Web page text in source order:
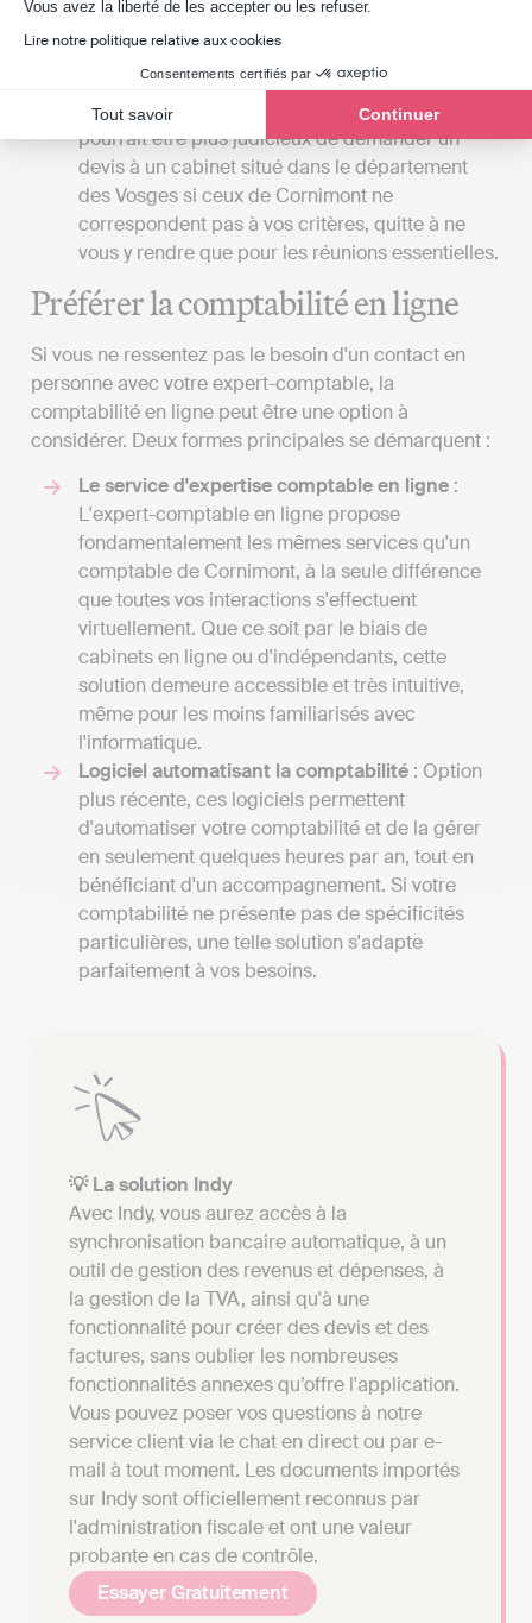
Vous avez la liberté de les accepter ou les refuser.
Lire notre politique relative aux cookies
Consentements certifiés par
Tout savoir Continuer
cabinet soit situé à proximité de votre lieu de
travail ou de votre domicile. Cependant, il est
primordial de ne pas compromettre la qualité du
service en faveur de la commodité. Parfois, il
pourrait être plus judicieux de demander un
devis à un cabinet situé dans le département
des Vosges si ceux de Cornimont ne
correspondent pas à vos critères, quitte à ne
vous y rendre que pour les réunions essentielles.
Préférer la comptabilité en ligne
Si vous ne ressentez pas le besoin d'un contact en
personne avec votre expert-comptable, la
comptabilité en ligne peut être une option à
considérer. Deux formes principales se démarquent :
Le service d'expertise comptable en ligne :
L'expert-comptable en ligne propose
fondamentalement les mêmes services qu'un
comptable de Cornimont, à la seule différence
que toutes vos interactions s'effectuent
virtuellement. Que ce soit par le biais de
cabinets en ligne ou d'indépendants, cette
solution demeure accessible et très intuitive,
même pour les moins familiarisés avec
l'informatique.
Logiciel automatisant la comptabilité : Option
plus récente, ces logiciels permettent
d'automatiser votre comptabilité et de la gérer
en seulement quelques heures par an, tout en
bénéficiant d'un accompagnement. Si votre
comptabilité ne présente pas de spécificités
particulières, une telle solution s'adapte
parfaitement à vos besoins.
💡 La solution Indy
Avec Indy, vous aurez accès à la
synchronisation bancaire automatique, à un
outil de gestion des revenus et dépenses, à
la gestion de la TVA, ainsi qu'à une
fonctionnalité pour créer des devis et des
factures, sans oublier les nombreuses
fonctionnalités annexes qu’offre l'application.
Vous pouvez poser vos questions à notre
service client via le chat en direct ou par e-
mail à tout moment. Les documents importés
sur Indy sont officiellement reconnus par
l'administration fiscale et ont une valeur
probante en cas de contrôle.
Essayer Gratuitement